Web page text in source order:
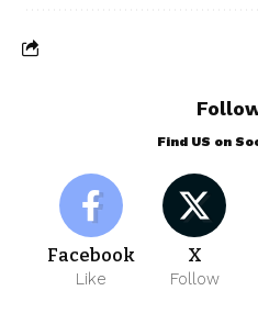
Find US on
Facebook
Like
X
Follow